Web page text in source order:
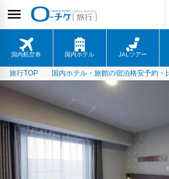
国内航空券 国内ホテル JALツアー
旅行TOP 国内ホテル・旅館の宿泊格安予約・